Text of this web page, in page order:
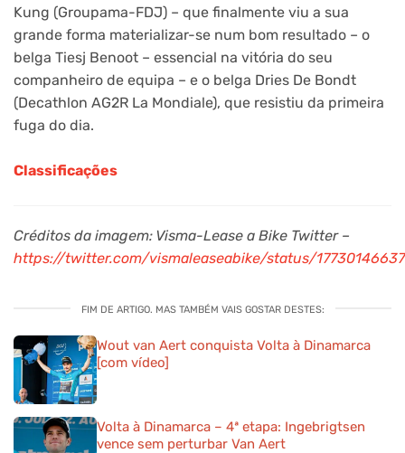
Kung (Groupama-FDJ) – que finalmente viu a sua
grande forma materializar-se num bom resultado – o
belga Tiesj Benoot – essencial na vitória do seu
companheiro de equipa – e o belga Dries De Bondt
(Decathlon AG2R La Mondiale), que resistiu da primeira
fuga do dia.
Classificações
Créditos da imagem: Visma-Lease a Bike Twitter –
https://twitter.com/vismaleaseabike/status/
FIM DE ARTIGO. MAS TAMBÉM VAIS GOSTAR DESTES:
Wout van Aert conquista Volta à Dinamarca
[com vídeo]
Volta à Dinamarca – 4ª etapa: Ingebrigtsen
vence sem perturbar Van Aert